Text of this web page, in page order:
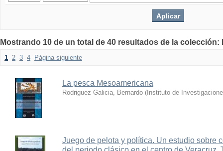
Mostrando 10 de un total de 40 resultados de la
1 2 3 4 Página siguiente
La pesca Mesoamericana
Rodriguez Galicia, Bernardo ( Instituto de
Juego de pelota y política. Un estudio sobre